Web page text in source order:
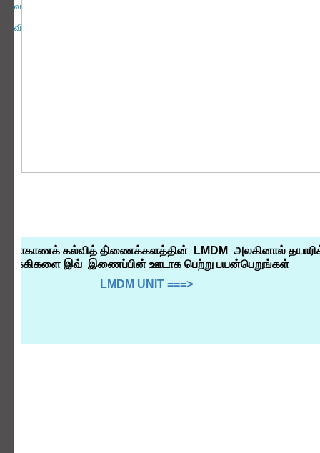
வடக்கு மாகாண சிவராத்திரி தினம் – 2026
விளையாட்டு உத்தியோகத்தர் 11 பேருக்கு நியமனக் கடிதங்கள் வழங்கப்பட்டன
மாணவர்களே! வட மாகாணக் கல்வித் தி்ணைக்களத்தின் LMDM
ஊக்கிகளை இவ் இணைப்பின் ஊடாக பெற்று
LMDM UNIT ===>